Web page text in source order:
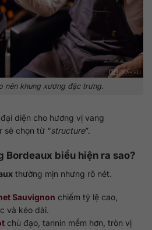
nên khung xương đặc trưng.
diện cho hương vị vang
sẽ chọn từ “structure”.
Bordeaux biểu hiện ra sao?
thường mịn nhưng rõ nét.
Sauvignon chiếm tỷ lệ cao,
và kéo dài.
chủ đạo, tannin mềm hơn, tròn vị